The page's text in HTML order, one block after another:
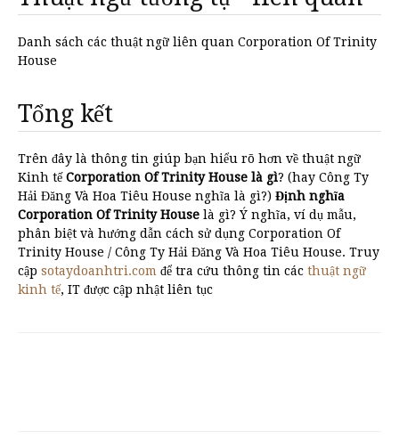
Danh sách các thuật ngữ liên quan Corporation Of Trinity
House
Tổng kết
Trên đây là thông tin giúp bạn hiểu rõ hơn về thuật ngữ
Kinh tếCorporation Of Trinity House là gì? (hay Công Ty
Hải Đăng Và Hoa Tiêu House nghĩa là gì?) Định nghĩa
Corporation Of Trinity House là gì? Ý nghĩa, ví dụ mẫu,
phân biệt và hướng dẫn cách sử dụng Corporation Of
Trinity House / Công Ty Hải Đăng Và Hoa Tiêu House. Truy
cập sotaydoanhtri.com để tra cứu thông tin các thuật ngữ
kinh tế, IT được cập nhật liên tục